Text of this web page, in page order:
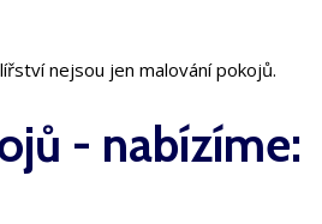
nejsou jen malování pokojů.
- nabízíme: